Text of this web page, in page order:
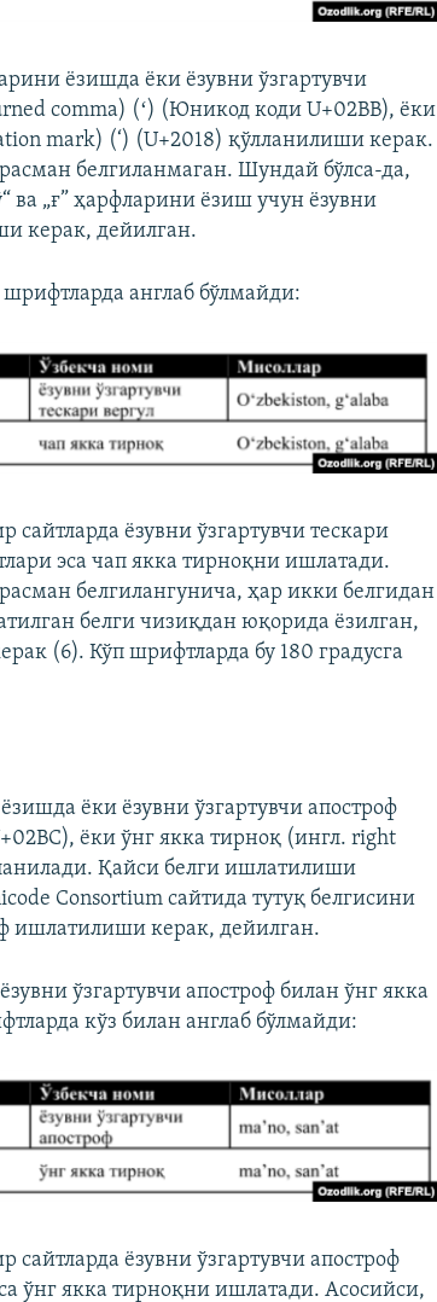
ёзишда ёки ёзувни ўзгартувчи
comma) (ʻ) (Юникод коди U+02BB), ёки
mark) (‘) (U+2018) қўлланилиши керак.
белгиланмаган. Шундай бўлса-да,
ва „ғ” ҳарфларини ёзиш учун ёзувни
керак, дейилган.
англаб бўлмайди:
ёзувни ўзгартувчи тескари
эса чап якка тирноқни ишлатади.
белгилангунича, ҳар икки белгидан
белги чизиқдан юқорида ёзилган,
(6). Кўп шрифтларда бу 180 градусга
ёки ёзувни ўзгартувчи апостроф
ёки ўнг якка тирноқ (ингл. right
Қайси белги ишлатилиши
Consortium сайтида тутуқ белгисини
ишлатилиши керак, дейилган.
ўзгартувчи апостроф билан ўнг якка
кўз билан англаб бўлмайди:
ёзувни ўзгартувчи апостроф
ўнг якка тирноқни ишлатади. Асосийси,